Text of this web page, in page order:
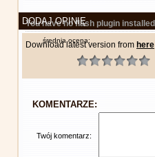
You have no flash plugin installed
Download latest version from here
DODAJ OPINIĘ
średnia ocena:
KOMENTARZE:
Twój komentarz: